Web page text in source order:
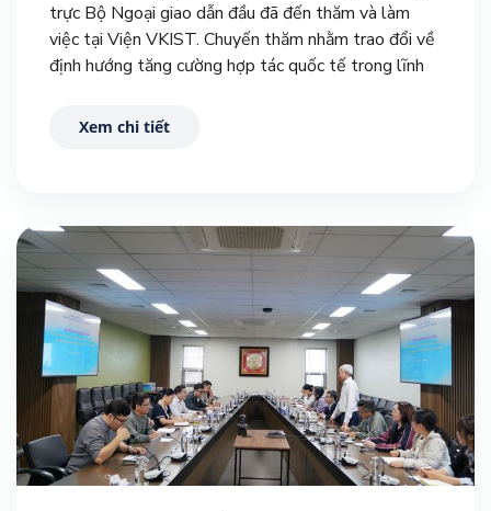
trực Bộ Ngoại giao dẫn đầu đã đến thăm và làm
việc tại Viện VKIST. Chuyến thăm nhằm trao đổi về
định hướng tăng cường hợp tác quốc tế trong lĩnh
giao công nghệ giữa Việt Nam và Hàn Quốc trong
Xem chi tiết